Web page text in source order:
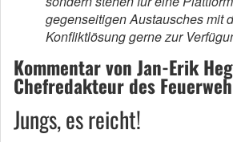
gegenseitigen Austausches mit
Konfliktlösung gerne zur
Kommentar von Jan-Erik
Chefredakteur des
Jungs, es reicht!